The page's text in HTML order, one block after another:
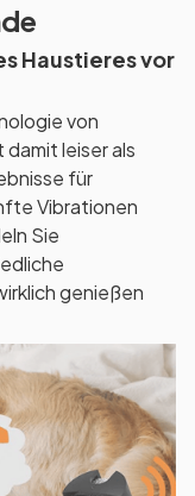
Haustieres vor
von
leiser als
für
Vibrationen
Sie
genießen